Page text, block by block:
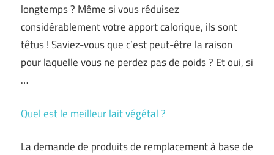
longtemps ? Même si vous réduisez
considérablement votre apport calorique, ils sont
têtus ! Saviez-vous que c’est peut-être la raison
pour laquelle vous ne perdez pas de poids ? Et oui, si
…
Quel est le meilleur lait végétal ?
La demande de produits de remplacement à base de